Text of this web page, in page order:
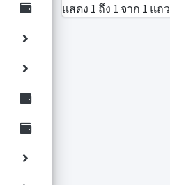
แสดง 1 ถึง 1 จาก 1 แถว